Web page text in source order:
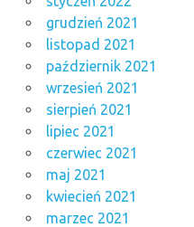
grudzień 2021
listopad 2021
październik 2021
wrzesień 2021
sierpień 2021
lipiec 2021
czerwiec 2021
maj 2021
kwiecień 2021
marzec 2021